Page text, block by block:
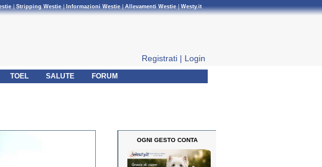
|Stripping Westie| Informazioni Westie|Allevamenti Westie|Westy.it
Registrati | Login
TOEL SALUTE FORUM
OGNI GESTO CONTA